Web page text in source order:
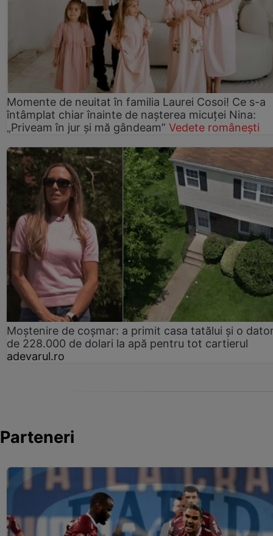
Momente de neuitat în familia Laurei Cosoi! Ce s-a
întâmplat chiar înainte de nașterea micuței Nina:
„Priveam în jur și mă gândeam” Vedete românești
Moștenire de coșmar: a primit casa tatălui și o
de 228.000 de dolari la apă pentru tot cartierul
adevarul.ro
Parteneri